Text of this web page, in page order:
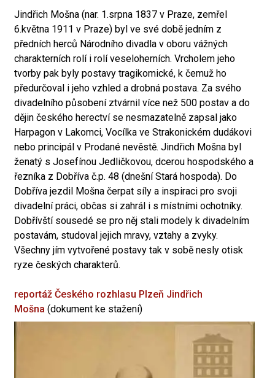
Jindřich Mošna (nar. 1.srpna 1837 v Praze, zemřel
6.května 1911 v Praze) byl ve své době jedním z
předních herců Národního divadla v oboru vážných
charakterních rolí i rolí veseloherních. Vrcholem jeho
tvorby pak byly postavy tragikomické, k čemuž ho
předurčoval i jeho vzhled a drobná postava. Za svého
divadelního působení ztvárnil více než 500 postav a do
dějin českého herectví se nesmazatelně zapsal jako
Harpagon v Lakomci, Vocílka ve Strakonickém dudákovi
nebo principál v Prodané nevěstě. Jindřich Mošna byl
ženatý s Josefínou Jedličkovou, dcerou hospodského a
řezníka z Dobříva č.p. 48 (dnešní Stará hospoda). Do
Dobříva jezdil Mošna čerpat síly a inspiraci pro svoji
divadelní práci, občas si zahrál i s místními ochotníky.
Dobřívští sousedé se pro něj stali modely k divadelním
postavám, studoval jejich mravy, vztahy a zvyky.
Všechny jím vytvořené postavy tak v sobě nesly otisk
ryze českých charakterů.
reportáž Českého rozhlasu Plzeň Jindřich
Mošna (dokument ke stažení)